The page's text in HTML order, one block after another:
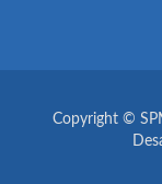
Copyright ©